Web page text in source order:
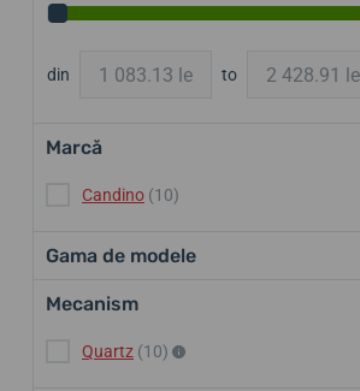
din to
Marcă
Candino (10)
Gama de modele
Mecanism
Quartz (10)